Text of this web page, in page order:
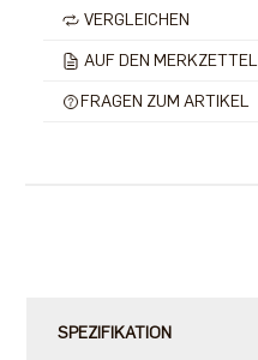
VERGLEICHEN
AUF DEN MERKZETTEL
FRAGEN ZUM ARTIKEL
SPEZIFIKATION